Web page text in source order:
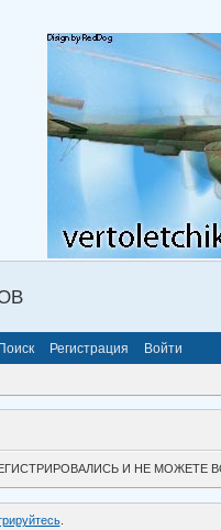
Регистрация Войти
И НЕ МОЖЕТЕ
.